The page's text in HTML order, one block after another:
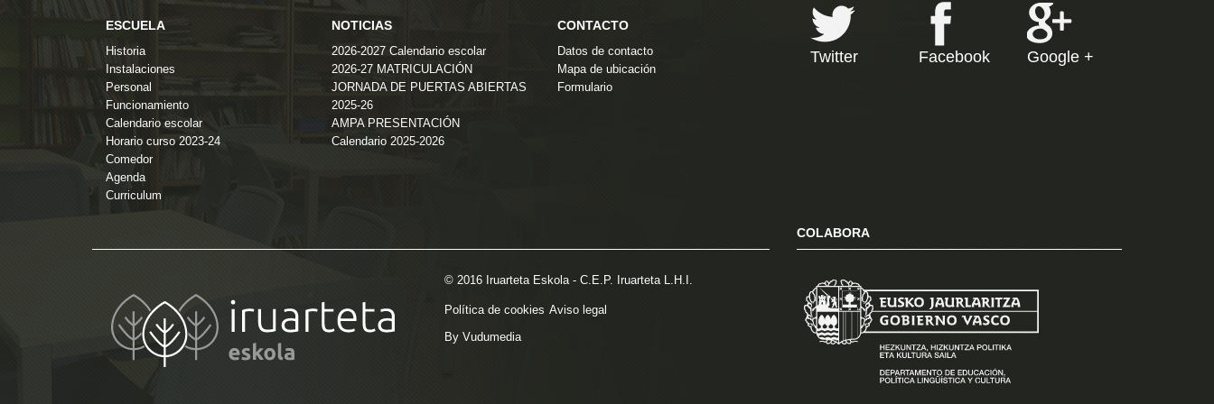
ESCUELA
Historia
Instalaciones
Personal
Funcionamiento
Calendario escolar
Horario curso 2023-24
Comedor
Agenda
Curriculum
NOTICIAS
2026-2027 Calendario escolar
2026-27 MATRICULACIÓN
JORNADA DE PUERTAS ABIERTAS
2025-26
AMPA PRESENTACIÓN
Calendario 2025-2026
CONTACTO
Datos de contacto
Mapa de ubicación
Formulario
Twitter Facebook Google +
© 2016 Iruarteta Eskola - C.E.P. Iruarteta L.H.I.
Política de cookies Aviso legal
By Vudumedia
COLABORA